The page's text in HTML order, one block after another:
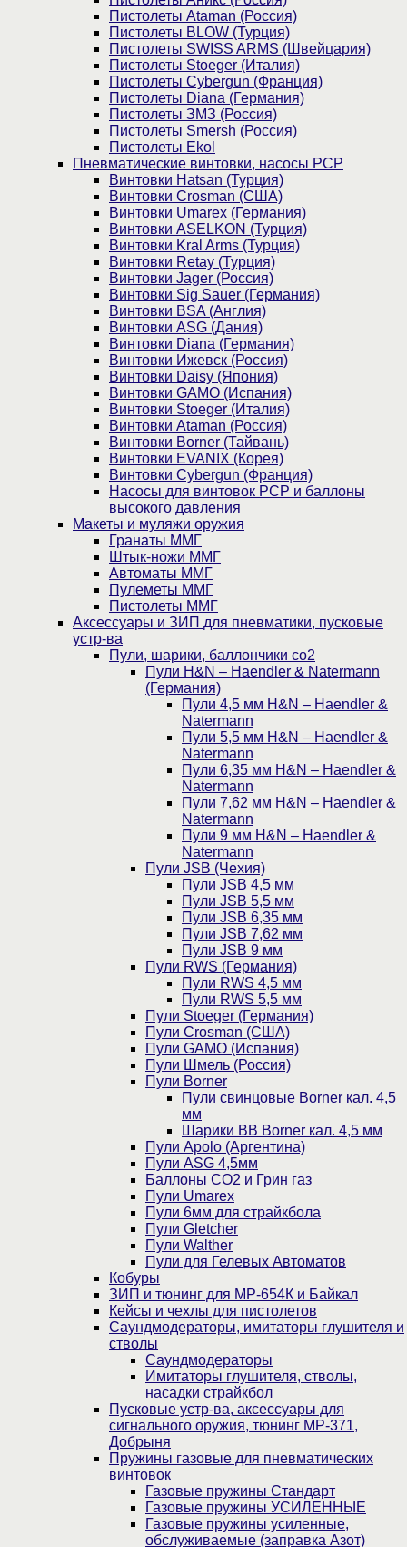
Пистолеты Ataman (Россия)
Пистолеты BLOW (Турция)
Пистолеты SWISS ARMS (Швейцария)
Пистолеты Stoeger (Италия)
Пистолеты Cybergun (Франция)
Пистолеты Diana (Германия)
Пистолеты ЗМЗ (Россия)
Пистолеты Smersh (Россия)
Пистолеты Ekol
Пневматические винтовки, насосы PCP
Винтовки Hatsan (Турция)
Винтовки Crosman (США)
Винтовки Umarex (Германия)
Винтовки ASELKON (Турция)
Винтовки Kral Arms (Турция)
Винтовки Retay (Турция)
Винтовки Jager (Россия)
Винтовки Sig Sauer (Германия)
Винтовки BSA (Англия)
Винтовки ASG (Дания)
Винтовки Diana (Германия)
Винтовки Ижевск (Россия)
Винтовки Daisy (Япония)
Винтовки GAMO (Испания)
Винтовки Stoeger (Италия)
Винтовки Ataman (Россия)
Винтовки Borner (Тайвань)
Винтовки EVANIX (Корея)
Винтовки Cybergun (Франция)
Насосы для винтовок PCP и баллоны
высокого давления
Макеты и муляжи оружия
Гранаты ММГ
Штык-ножи ММГ
Автоматы ММГ
Пулеметы ММГ
Пистолеты ММГ
Аксессуары и ЗИП для пневматики, пусковые
устр-ва
Пули, шарики, баллончики со2
Пули H&N – Haendler & Natermann
(Германия)
Пули 4,5 мм H&N – Haendler &
Natermann
Пули 5,5 мм H&N – Haendler &
Natermann
Пули 6,35 мм H&N – Haendler &
Natermann
Пули 7,62 мм H&N – Haendler &
Natermann
Пули 9 мм H&N – Haendler &
Natermann
Пули JSB (Чехия)
Пули JSB 4,5 мм
Пули JSB 5,5 мм
Пули JSB 6,35 мм
Пули JSB 7,62 мм
Пули JSB 9 мм
Пули RWS (Германия)
Пули RWS 4,5 мм
Пули RWS 5,5 мм
Пули Stoeger (Германия)
Пули Crosman (США)
Пули GAMO (Испания)
Пули Шмель (Россия)
Пули Borner
Пули свинцовые Borner кал. 4,5
мм
Шарики BB Borner кал. 4,5 мм
Пули Apolo (Аргентина)
Пули ASG 4,5мм
Баллоны CO2 и Грин газ
Пули Umarex
Пули 6мм для страйкбола
Пули Gletcher
Пули Walther
Пули для Гелевых Автоматов
Кобуры
ЗИП и тюнинг для МР-654К и Байкал
Кейсы и чехлы для пистолетов
Саундмодераторы, имитаторы глушителя и
стволы
Саундмодераторы
Имитаторы глушителя, стволы,
насадки страйкбол
Пусковые устр-ва, аксессуары для
сигнального оружия, тюнинг МР-371,
Добрыня
Пружины газовые для пневматических
винтовок
Газовые пружины Стандарт
Газовые пружины УСИЛЕННЫЕ
Газовые пружины усиленные,
обслуживаемые (заправка Азот)